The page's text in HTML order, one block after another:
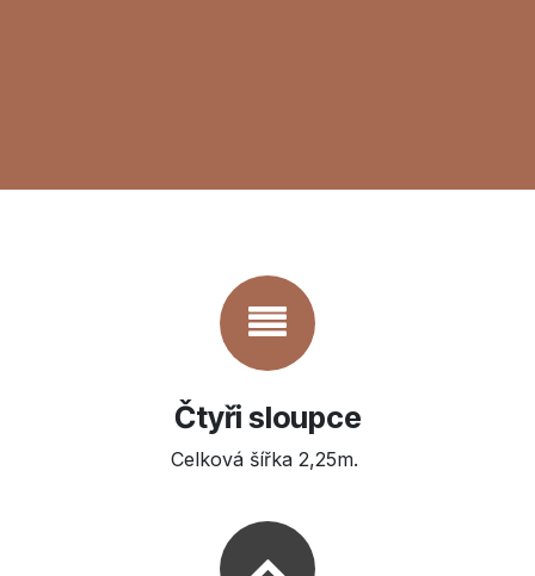
Čtyři sloupce
Celková šířka 2,25m.